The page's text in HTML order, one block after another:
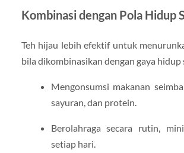
Kombinasi dengan Pola Hidup
Teh hijau lebih efektif untuk
bila dikombinasikan dengan gaya hidup
Mengonsumsi makanan
sayuran, dan protein.
Berolahraga secara rutin,
setiap hari.